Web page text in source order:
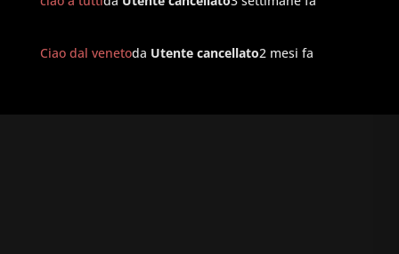
Ciao dal venetoda Utente cancellato2 mesi fa